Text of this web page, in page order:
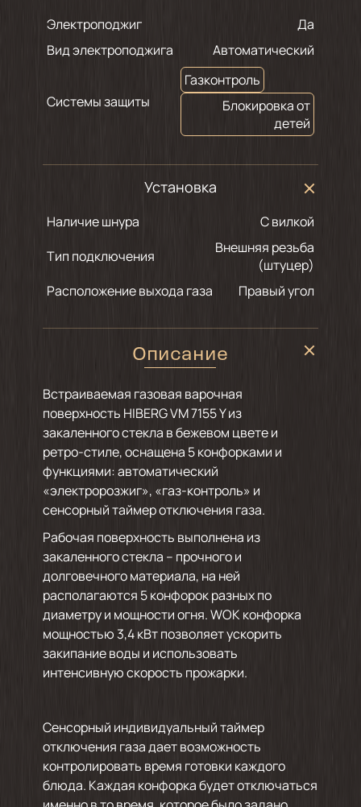
Электроподжиг
Да
Вид электроподжига
Автоматический
Системы защиты
Газконтроль
Блокировка от
детей
Установка
Наличие шнура
С вилкой
Тип подключения
Внешняя резьба
(штуцер)
Расположение выхода газа
Правый угол
Описание
Встраиваемая газовая варочная
поверхность HIBERG VM 7155 Y из
закаленного стекла в бежевом цвете и
ретро-стиле, оснащена 5 конфорками и
функциями: автоматический
«электророзжиг», «газ-контроль» и
сенсорный таймер отключения газа.
Рабочая поверхность выполнена из
закаленного стекла – прочного и
долговечного материала, на ней
располагаются 5 конфорок разных по
диаметру и мощности огня. WOK конфорка
мощностью 3,4 кВт позволяет ускорить
закипание воды и использовать
интенсивную скорость прожарки.
Сенсорный индивидуальный таймер
отключения газа дает возможность
контролировать время готовки каждого
блюда. Каждая конфорка будет отключаться